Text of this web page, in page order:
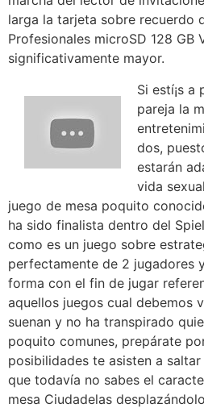
larga la tarjeta sobre recuerdo
Profesionales microSD 128 GB
significativamente mayor.
Si estí¡s
pareja la
dos,
estarán
vida
juego de mesa poquito
ha sido finalista dentro del
como es un juego sobre
perfectamente de 2 jugadores
forma con el fin de jugar
aquellos juegos cual debemos
suenan y no ha transpirado
poquito comunes, prepárate
posibilidades te asisten a
que todavía no sabes el
mesa Ciudadelas